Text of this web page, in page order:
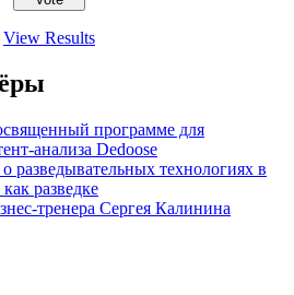
View Results
программе для
анализа Dedoose
разведывательных технологиях в
разведке
тренера Сергея Калинина